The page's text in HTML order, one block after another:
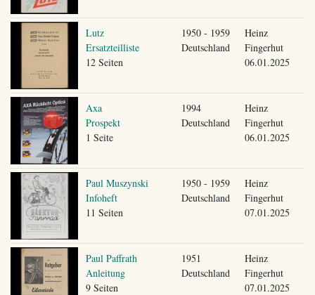
Lutz
Ersatzteilliste
12 Seiten
1950 - 1959
Deutschland
Heinz
Fingerhut
06.01.2025
Axa
Prospekt
1 Seite
1994
Deutschland
Heinz
Fingerhut
06.01.2025
Paul Muszynski
Infoheft
11 Seiten
1950 - 1959
Deutschland
Heinz
Fingerhut
07.01.2025
Paul Paffrath
Anleitung
9 Seiten
1951
Deutschland
Heinz
Fingerhut
07.01.2025